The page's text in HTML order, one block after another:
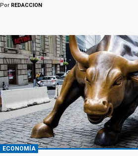
Por REDACCION
ECONOMÍA